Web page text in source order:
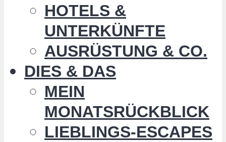
HOTELS &
UNTERKÜNFTE
AUSRÜSTUNG & CO.
DIES & DAS
MEIN
MONATSRÜCKBLICK
LIEBLINGS-ESCAPES